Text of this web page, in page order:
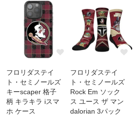
フロリダステイ
ト・セミノールズ
キーscaper 格子
柄 キラキラ iスマ
ホ ケース
フロリダステイ
ト・セミノールズ
Rock Em ソック
ス ユース ザ マン
dalorian 3パック